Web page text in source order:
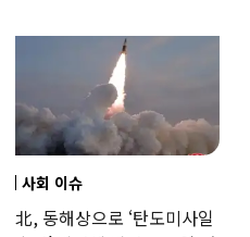
사회 이슈
北, 동해상으로 ‘탄도미사일